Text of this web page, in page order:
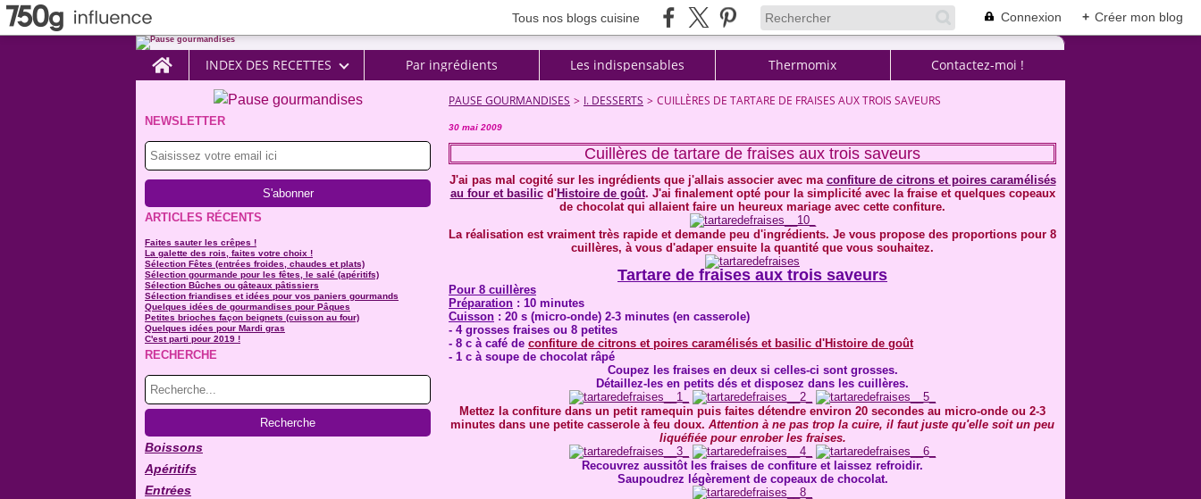
Tous nos blogs cuisine Connexion + Créer mon blog
Home
INDEX DES RECETTES Par ingrédients Les indispensables Thermomix Contactez-moi !
NEWSLETTER
ARTICLES RÉCENTS
Faites sauter les crêpes !
La galette des rois, faites votre choix !
Sélection Fêtes (entrées froides, chaudes et plats)
Sélection gourmande pour les fêtes, le salé (apéritifs)
Sélection Bûches ou gâteaux pâtissiers
Sélection friandises et idées pour vos paniers gourmands
Quelques idées de gourmandises pour Pâques
Petites brioches façon beignets (cuisson au four)
Quelques idées pour Mardi gras
C'est parti pour 2019 !
RECHERCHE
Boissons
Apéritifs
Entrées
PAUSE GOURMANDISES > I. DESSERTS > CUILLÈRES DE TARTARE DE FRAISES AUX TROIS SAVEURS
30 mai 2009
Cuillères de tartare de fraises aux trois saveurs
J'ai pas mal cogité sur les ingrédients que j'allais associer avec ma confiture de citrons et poires caramélisés
au four et basilic d'Histoire de goût. J'ai finalement opté pour la simplicité avec la fraise et quelques copeaux
de chocolat qui allaient faire un heureux mariage avec cette confiture.
La réalisation est vraiment très rapide et demande peu d'ingrédients. Je vous propose des proportions pour 8
cuillères, à vous d'adaper ensuite la quantité que vous souhaitez.
Tartare de fraises aux trois saveurs
Pour 8 cuillères
Préparation : 10 minutes
Cuisson : 20 s (micro-onde) 2-3 minutes (en casserole)
- 4 grosses fraises ou 8 petites
- 8 c à café de confiture de citrons et poires caramélisés et basilic d'Histoire de goût
- 1 c à soupe de chocolat râpé
Coupez les fraises en deux si celles-ci sont grosses.
Détaillez-les en petits dés et disposez dans les cuillères.
Mettez la confiture dans un petit ramequin puis faites détendre environ 20 secondes au micro-onde ou 2-3
minutes dans une petite casserole à feu doux. Attention à ne pas trop la cuire, il faut juste qu'elle soit un peu
liquéfiée pour enrober les fraises.
Recouvrez aussitôt les fraises de confiture et laissez refroidir.
Saupoudrez légèrement de copeaux de chocolat.